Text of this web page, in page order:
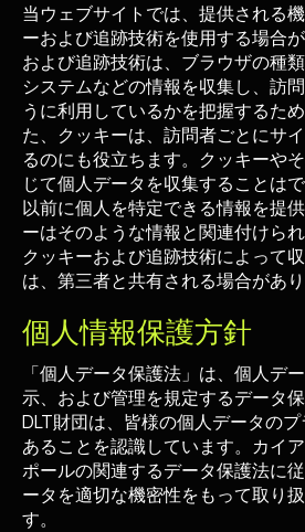
当ウェブサイトでは、提供される
ーおよび追跡技術を使用する場合
および追跡技術は、ブラウザの種
システムなどの情報を収集し、訪
うに利用しているかを把握するた
た、クッキーは、訪問者ごとにサ
るのにも役立ちます。クッキーや
じて個人データを収集することは
以前に個人を特定できる情報を提
ーはそのような情報と関連付けら
クッキーおよび追跡技術によって
は、第三者と共有される場合があり
個人情報保護方針
「個人データ保護法」は、個人デ
示、および管理を規定するデータ
DLT財団は、皆様の個人データの
あることを認識しています。カイ
ポールの関連するデータ保護法に
ータを適切な機密性をもって取り
す。